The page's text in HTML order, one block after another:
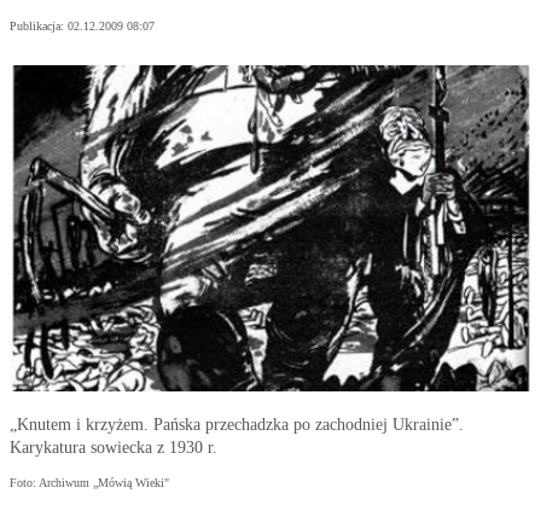
Publikacja: 02.12.2009 08:07
„Knutem i krzyżem. Pańska przechadzka po zachodniej Ukrainie”.
Karykatura sowiecka z 1930 r.
Foto: Archiwum „Mówią Wieki"